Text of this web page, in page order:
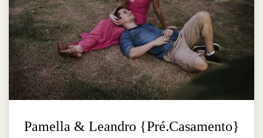
Pamella & Leandro {Pré.Casamento}